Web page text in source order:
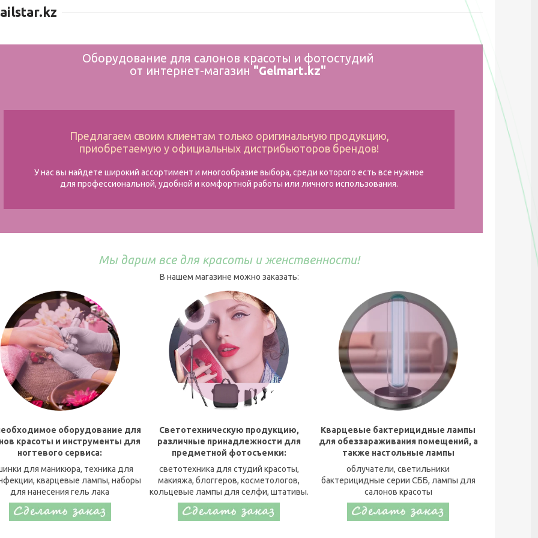
Оборудование для салонов красоты и фотостудий
от интернет-магазин "Gelmart.kz"
Предлагаем своим клиентам только оригинальную продукцию,
приобретаемую у официальных дистрибьюторов брендов!
У нас вы найдете широкий ассортимент и многообразие выбора, среди которого есть все нужное
для профессиональной, удобной и комфортной работы или личного использования.
Мы дарим все для красоты и женственности!
В нашем магазине можно заказать:
оборудование для
красоты и инструменты для
ногтевого сервиса:
для маникюра, техника для
кварцевые лампы, наборы
для нанесения гель лака
Светотехническую продукцию,
различные принадлежности для
предметной фотосъемки:
светотехника для студий красоты,
макияжа, блоггеров, косметологов,
кольцевые лампы для селфи, штативы.
Кварцевые бактерицидные лампы
для обеззараживания помещений, а
также настольные лампы
облучатели, светильники
бактерицидные серии СББ, лампы для
салонов красоты